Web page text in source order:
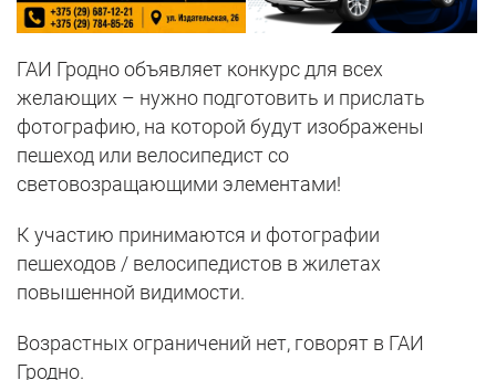
ГАИ Гродно объявляет конкурс для всех
желающих – нужно подготовить и прислать
фотографию, на которой будут изображены
пешеход или велосипедист со
световозращающими элементами!
К участию принимаются и фотографии
пешеходов / велосипедистов в жилетах
повышенной видимости.
Возрастных ограничений нет, говорят в ГАИ
Гродно.